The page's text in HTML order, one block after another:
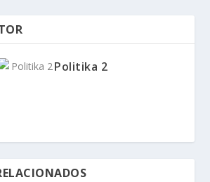
Politika 2